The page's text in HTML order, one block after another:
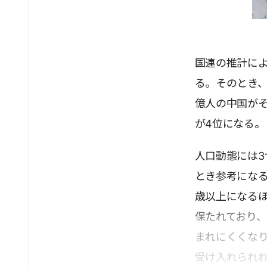
国連の推計に
る。そのとき
億人の中国が
が4位になる。
人口動態には
とき参考にな
歳以上になる
保たれており
まれにくくな
受け入れられ